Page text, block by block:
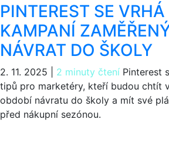
PINTEREST SE VRHÁ
KAMPANÍ
NÁVRAT DO ŠKOLY
2. 11. 2025 2 minuty čtení Pinterest
tipů pro marketéry, kteří budou chtít
období návratu do školy a mít své
před nákupní sezónou.